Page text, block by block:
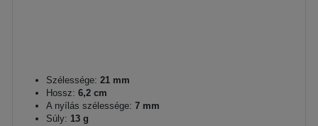
Szélessége: 21 mm
Hossz: 6,2 cm
A nyílás szélessége: 7 mm
Súly: 13 g